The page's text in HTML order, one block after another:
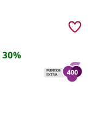
30%